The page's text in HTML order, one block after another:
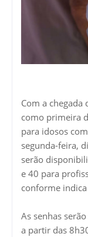
Com a chegada
como primeira
para idosos
segunda-feira,
serão
e 40 para
conforme
As senhas
a partir das